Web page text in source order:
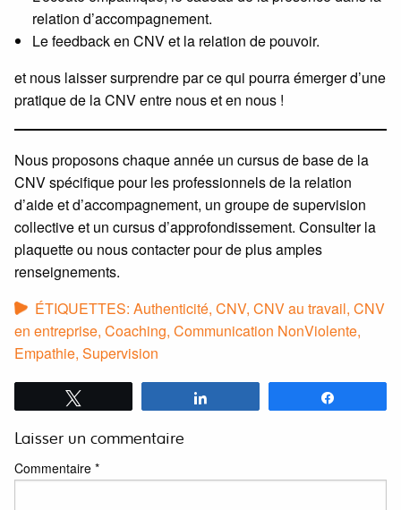
relation d’accompagnement.
Le feedback en CNV et la relation de pouvoir.
et nous laisser surprendre par ce qui pourra émerger d’une
pratique de la CNV entre nous et en nous !
Nous proposons chaque année un cursus de base de la
CNV spécifique pour les professionnels de la relation
d’aide et d’accompagnement, un groupe de supervision
collective et un cursus d’approfondissement. Consulter la
plaquette ou nous contacter pour de plus amples
renseignements.
ÉTIQUETTES: Authenticité, CNV, CNV au travail, CNV
en entreprise, Coaching, Communication NonViolente,
Empathie, Supervision
Laisser un commentaire
Commentaire *